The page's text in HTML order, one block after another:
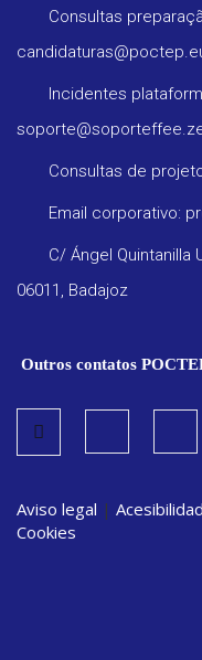
Consultas
Incidentes
Consultas de
Email corporativo:
C/ Ángel Quintanilla
06011, Badajoz
Outros contatos
Aviso legal |
Cookies